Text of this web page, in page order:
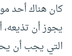
كان هناك أحد
يجوز أن تذيعه،
التي يجب أن